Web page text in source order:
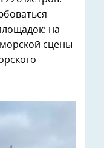
на
сцены